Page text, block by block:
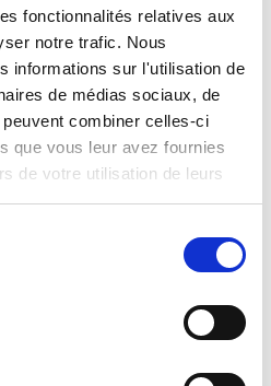
fonctionnalités relatives aux
notre trafic. Nous
informations sur l'utilisation de
de médias sociaux, de
combiner celles-ci
que vous leur avez fournies
de votre utilisation de leurs
ou des problèmes,
demande à notre portail de